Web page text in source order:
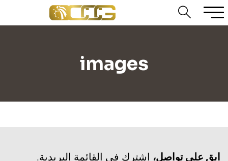
images
‫ابق على تواصل، اشترك في القائمة البريدية.